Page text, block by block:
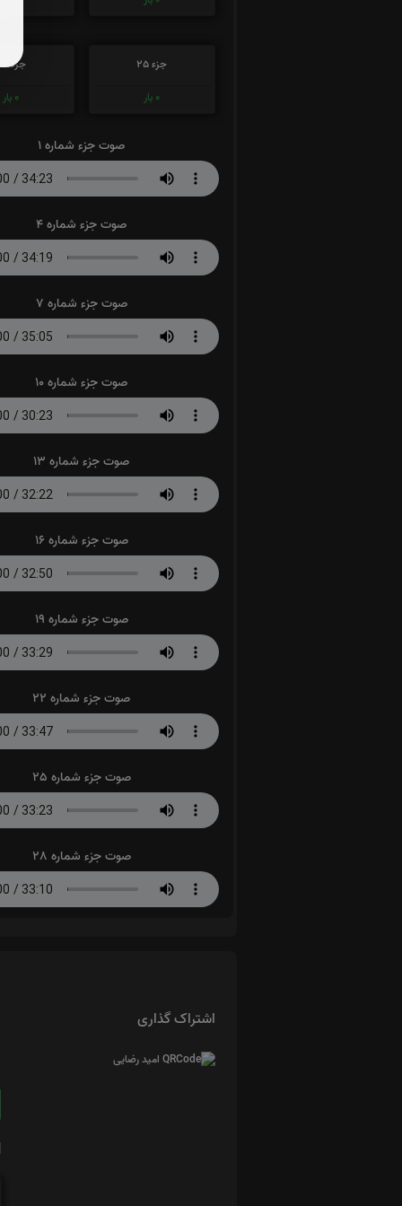
جزء 25
0 بار
جزء 26
0 بار
صوت جزء شماره 1
صوت جزء شماره 4
صوت جزء شماره 7
صوت جزء شماره 10
صوت جزء شماره 13
صوت جزء شماره 16
صوت جزء شماره 19
صوت جزء شماره 22
صوت جزء شماره 25
صوت جزء شماره 28
اشتراک گذاری